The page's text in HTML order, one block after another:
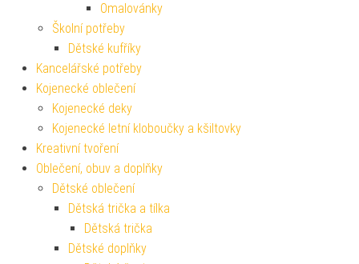
Omalovánky
Školní potřeby
Dětské kufříky
Kancelářské potřeby
Kojenecké oblečení
Kojenecké deky
Kojenecké letní kloboučky a kšiltovky
Kreativní tvoření
Oblečení, obuv a doplňky
Dětské oblečení
Dětská trička a tílka
Dětská trička
Dětské doplňky